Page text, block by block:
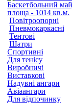
Баскетбольний
площа - 1014 кв.м.
Повітроопорні
Пневмокаркасні
Тентові
Шатри
Спортивні
Для тенісу
Виробничі
Виставкові
Надувні ангари
Авіаангари
Для відпочинку